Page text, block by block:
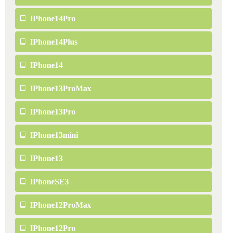
IPhone14Pro
IPhone14Plus
IPhone14
IPhone13ProMax
IPhone13Pro
IPhone13mini
IPhone13
IPhoneSE3
IPhone12ProMax
IPhone12Pro